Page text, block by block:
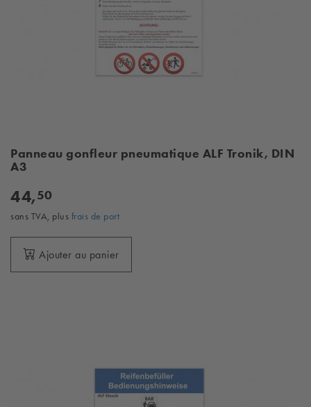
Panneau gonfleur pneumatique ALF Tronik, DIN
A3
44,50
sans TVA, plus frais de port
Ajouter au panier